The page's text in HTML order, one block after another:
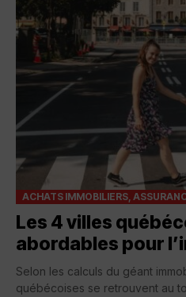
ACHATS IMMOBILIERS,
Les 4 villes
abordables pour
Selon les calculs du géant
québécoises se retrouvent au